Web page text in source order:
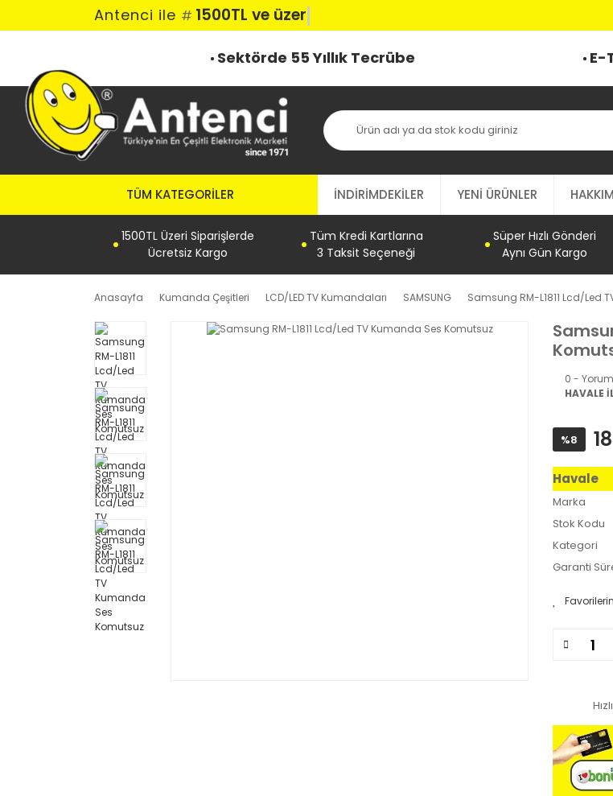
Antenci ile # 1500TL ve üzeri ka
Sektörde 55 Yıllık Tecrübe E-
TÜM KATEGORILER İNDİRİMDEKİLER YENİ ÜRÜNLER
1500TL Üzeri Siparişlerde
Ücretsiz Kargo
Tüm Kredi Kartlarına
3 Taksit Seçeneği
Süper Hızlı Gönderi
Aynı Gün Kargo
Anasayfa Kumanda Çeşitleri LCD/LED TV Kumandaları SAMSUNG Samsung RM-L1811 Lcd/Led
0 -
HAVALE
%8
Havale
Marka
Stok Kodu
Kategori
Garanti